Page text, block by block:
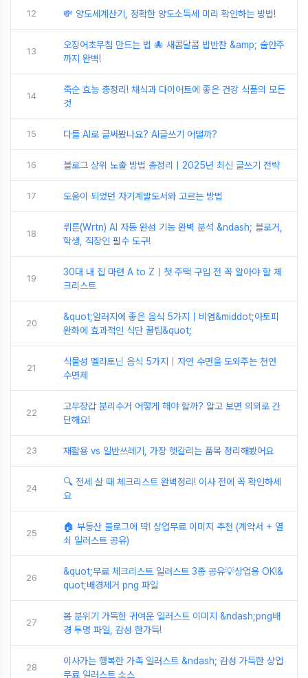
12 💸 양도세계산기, 정확한 양도소득세 미리 확인하는 방법!
13
오징어초무침 만드는 법 🐙 새콤달콤 밥반찬 &amp; 술안주
까지 완벽!
14
죽순 효능 총정리! 채식과 다이어트에 좋은 건강 식품의 모든
것
15 다들 AI로 글써봤나요? AI글쓰기 어떨까?
16 블로그 상위 노출 방법 총정리｜2025년 최신 글쓰기 전략
17 도움이 되었던 자기계발도서와 고르는 방법
18
뤼튼(Wrtn) AI 자동 완성 기능 완벽 분석 &ndash; 블로거,
학생, 직장인 필수 도구!
19
30대 내 집 마련 A to Z｜첫 주택 구입 전 꼭 알아야 할 체
크리스트
20
&quot;알러지에 좋은 음식 5가지｜비염&middot;아토피
완화에 효과적인 식단 꿀팁&quot;
21
식물성 멜라토닌 음식 5가지｜자연 수면을 도와주는 천연
수면제
22
고무장갑 분리수거 어떻게 해야 할까? 알고 보면 의외로 간
단해요!
23 재활용 vs 일반쓰레기, 가장 헷갈리는 품목 정리해봤어요
24
🔍 전세 살 때 체크리스트 완벽정리! 이사 전에 꼭 확인하세
요
25
🏠 부동산 블로그에 딱! 상업무료 이미지 추천 (계약서 + 열
쇠 일러스트 공유)
26
&quot;무료 체크리스트 일러스트 3종 공유💡상업용 OK!&
quot;배경제거 png 파일
27
봄 분위기 가득한 귀여운 일러스트 이미지 &ndash;png배
경 투명 파일, 감성 한가득!
28
이사가는 행복한 가족 일러스트 &ndash; 감성 가득한 상업
무료 일러스트 소스